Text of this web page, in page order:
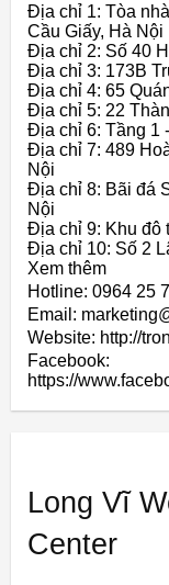
Địa chỉ 1: Tòa
Cầu Giấy, Hà Nội
Địa chỉ 2: Số 40
Địa chỉ 3: 173B
Địa chỉ 4: 65
Địa chỉ 5: 22
Địa chỉ 6: Tầng 1
Địa chỉ 7: 489
Nội
Địa chỉ 8: Bãi đá
Nội
Địa chỉ 9: Khu đô
Địa chỉ 10: Số 2
Xem thêm
Hotline: 0964 25
Email:
Website: http://
Facebook:
https://
Long Vĩ
Center